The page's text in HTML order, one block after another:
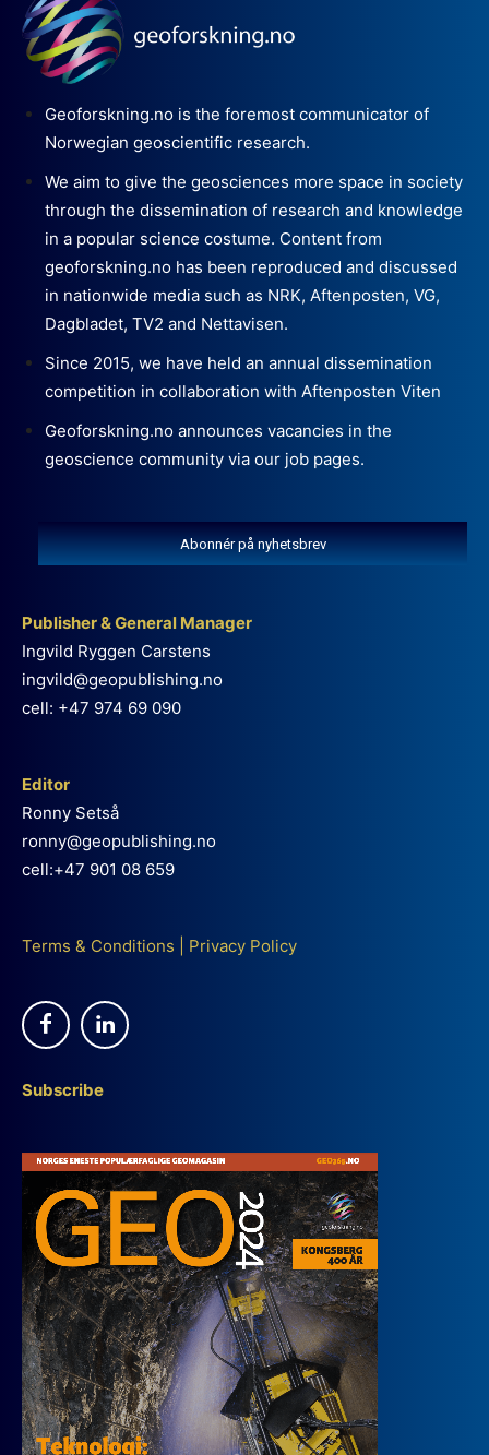
Geoforskning.no is the foremost communicator of
Norwegian geoscientific research.
We aim to give the geosciences more space in society
through the dissemination of research and knowledge
in a popular science costume. Content from
geoforskning.no has been reproduced and discussed
in nationwide media such as NRK, Aftenposten, VG,
Dagbladet, TV2 and Nettavisen.
Since 2015, we have held an annual dissemination
competition in collaboration with Aftenposten Viten
Geoforskning.no announces vacancies in the
geoscience community via our job pages.
Abonnér på nyhetsbrev
Publisher & General Manager
Ingvild Ryggen Carstens
ingvild@geopublishing.no
cell: +47 974 69 090
Editor
Ronny Setså
ronny@geopublishing.no
cell:+47 901 08 659
Terms & Conditions Privacy Policy
Subscribe